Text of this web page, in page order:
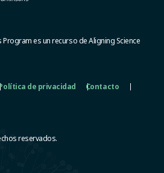
Program es un recurso de Aligning Science
de privacidad
Contacto
reservados.